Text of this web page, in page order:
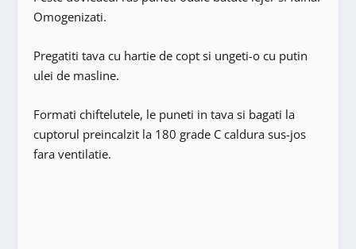
Omogenizati.
Pregatiti tava cu hartie de copt si ungeti-o cu putin
ulei de masline.
Formati chiftelutele, le puneti in tava si bagati la
cuptorul preincalzit la 180 grade C caldura sus-jos
fara ventilatie.